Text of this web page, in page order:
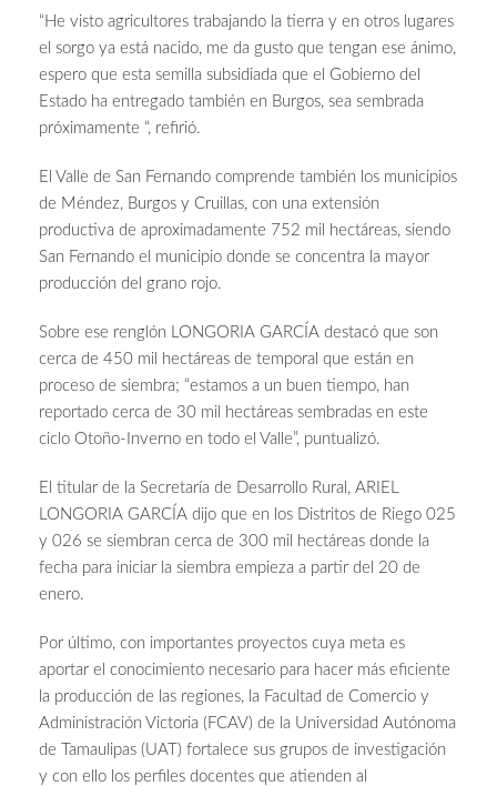
“He visto agricultores trabajando la tierra y en otros lugares
el sorgo ya está nacido, me da gusto que tengan ese ánimo,
espero que esta semilla subsidiada que el Gobierno del
Estado ha entregado también en Burgos, sea sembrada
próximamente “, refirió.
El Valle de San Fernando comprende también los municipios
de Méndez, Burgos y Cruillas, con una extensión
productiva de aproximadamente 752 mil hectáreas, siendo
San Fernando el municipio donde se concentra la mayor
producción del grano rojo.
Sobre ese renglón LONGORIA GARCÍA destacó que son
cerca de 450 mil hectáreas de temporal que están en
proceso de siembra; “estamos a un buen tiempo, han
reportado cerca de 30 mil hectáreas sembradas en este
ciclo Otoño-Inverno en todo el Valle”, puntualizó.
El titular de la Secretaría de Desarrollo Rural, ARIEL
LONGORIA GARCÍA dijo que en los Distritos de Riego 025
y 026 se siembran cerca de 300 mil hectáreas donde la
fecha para iniciar la siembra empieza a partir del 20 de
enero.
Por último, con importantes proyectos cuya meta es
aportar el conocimiento necesario para hacer más eficiente
la producción de las regiones, la Facultad de Comercio y
Administración Victoria (FCAV) de la Universidad Autónoma
de Tamaulipas (UAT) fortalece sus grupos de investigación
y con ello los perfiles docentes que atienden al